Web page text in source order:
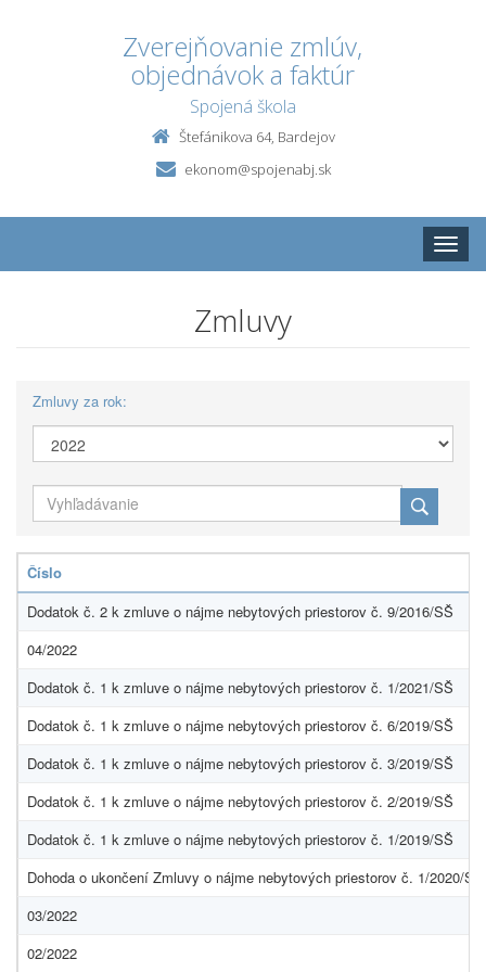
Zverejňovanie zmlúv,
objednávok a faktúr
Spojená škola
Štefánikova 64, Bardejov
ekonom@spojenabj.sk
Toggle
Zmluvy
Zmluvy za rok:
Číslo
Dodatok č. 2 k zmluve o nájme nebytových priestorov č. 9/2016/SŠ
04/2022
Dodatok č. 1 k zmluve o nájme nebytových priestorov č. 1/2021/SŠ
Dodatok č. 1 k zmluve o nájme nebytových priestorov č. 6/2019/SŠ
Dodatok č. 1 k zmluve o nájme nebytových priestorov č. 3/2019/SŠ
Dodatok č. 1 k zmluve o nájme nebytových priestorov č. 2/2019/SŠ
Dodatok č. 1 k zmluve o nájme nebytových priestorov č. 1/2019/SŠ
Dohoda o ukončení Zmluvy o nájme nebytových priestorov č. 1/2020/SŠ
03/2022
02/2022